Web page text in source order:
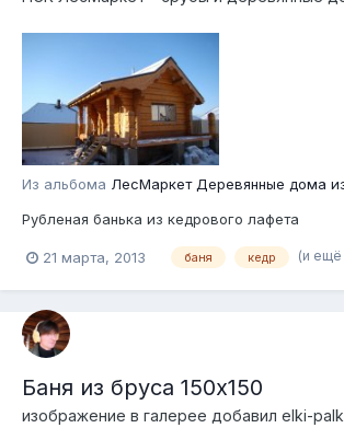
Из альбома ЛесМаркет Деревянные дома
Рубленая банька из кедрового лафета
21 марта, 2013 баня кедр (и ещё
Баня из бруса 150х150
изображение в галерее добавил elki-